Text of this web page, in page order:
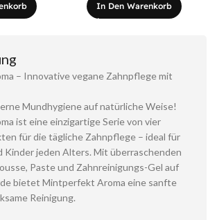
In Den Warenkorb
– Innovative vegane Zahnpflege mit
Mundhygiene auf natürliche Weise!
ist eine einzigartige Serie von vier
für die tägliche Zahnpflege – ideal für
Kinder jeden Alters. Mit überraschenden
Paste und Zahnreinigungs-Gel auf
bietet Mintperfekt Aroma eine sanfte
Reinigung.